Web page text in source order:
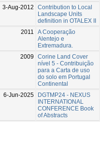
3-Aug-2012
Contribution to Local
Landscape Units
definition in OTALEX II
2011
A Cooperação
Alentejo e
Extremadura.
2009
Corine Land Cover
nível 5 - Contribuição
para a Carta de uso
do solo em Portugal
Continental
6-Jun-2025
DGTMP24 - NEXUS
INTERNATIONAL
CONFERENCE Book
of Abstracts